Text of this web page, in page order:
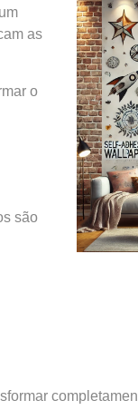
as
o
são